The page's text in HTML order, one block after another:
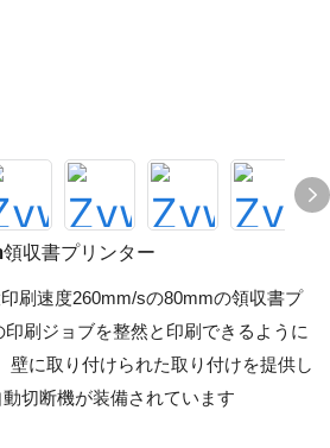
収書プリンター
刷速度260mm/sの80mmの領収書プ
刷ジョブを整然と印刷できるように
壁に取り付けられた取り付けを提供し
切断機が装備されています